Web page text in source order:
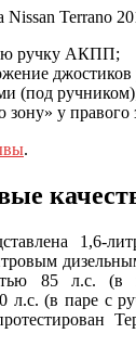
Nissan Terrano
ручку АКПП;
(под
у правого
.
1,6-
85 л.с.
(в паре с